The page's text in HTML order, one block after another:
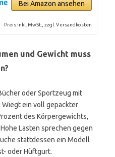
Bei Amazon ansehen
Preis inkl. MwSt., zzgl. Versandkosten
und Gewicht muss
oder Sportzeug mit
ein voll gepackter
des Körpergewichts,
Hohe Lasten sprechen gegen
stattdessen ein Modell
oder Hüftgurt.